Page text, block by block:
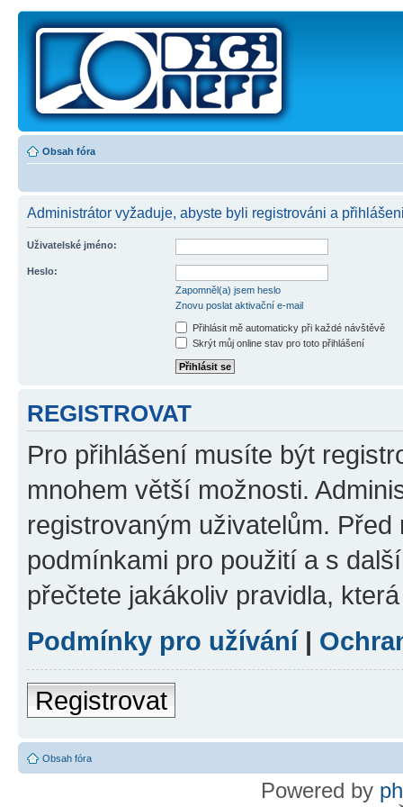
Obsah fóra
Administrátor vyžaduje, abyste byli registrováni a
Uživatelské jméno:
Heslo:
Zapomněl(a) jsem heslo
Znovu poslat aktivační e-mail
Přihlásit mě automaticky při každé návštěvě
Skrýt můj online stav pro toto přihlášení
REGISTROVAT
Pro přihlášení musíte být
mnohem větší možnosti.
registrovaným uživatelům.
podmínkami pro použití a s
přečtete jakákoliv pravidla,
Podmínky pro užívání|
Registrovat
Obsah fóra
Powered by